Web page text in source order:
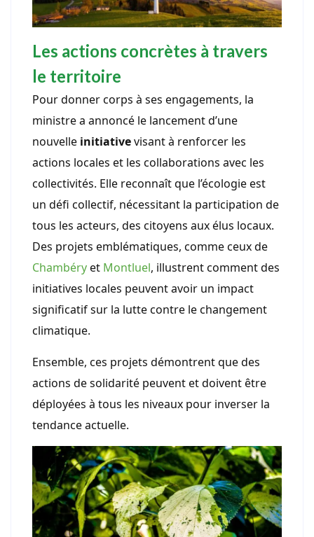
Les actions concrètes à travers
le territoire
Pour donner corps à ses engagements, la
ministre a annoncé le lancement d’une
nouvelle initiativevisant à renforcer les
actions locales et les collaborations avec les
collectivités. Elle reconnaît que l’écologie est
un défi collectif, nécessitant la participation de
tous les acteurs, des citoyens aux élus locaux.
Des projets emblématiques, comme ceux de
Chambéryet Montluel, illustrent comment des
initiatives locales peuvent avoir un impact
significatif sur la lutte contre le changement
climatique.
Ensemble, ces projets démontrent que des
actions de solidarité peuvent et doivent être
déployées à tous les niveaux pour inverser la
tendance actuelle.